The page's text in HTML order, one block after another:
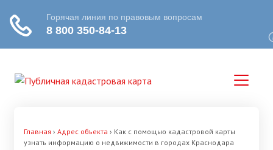
Главная › Адрес объекта › Как с помощью кадастровой карты
узнать информацию о недвижимости в городах Краснодара